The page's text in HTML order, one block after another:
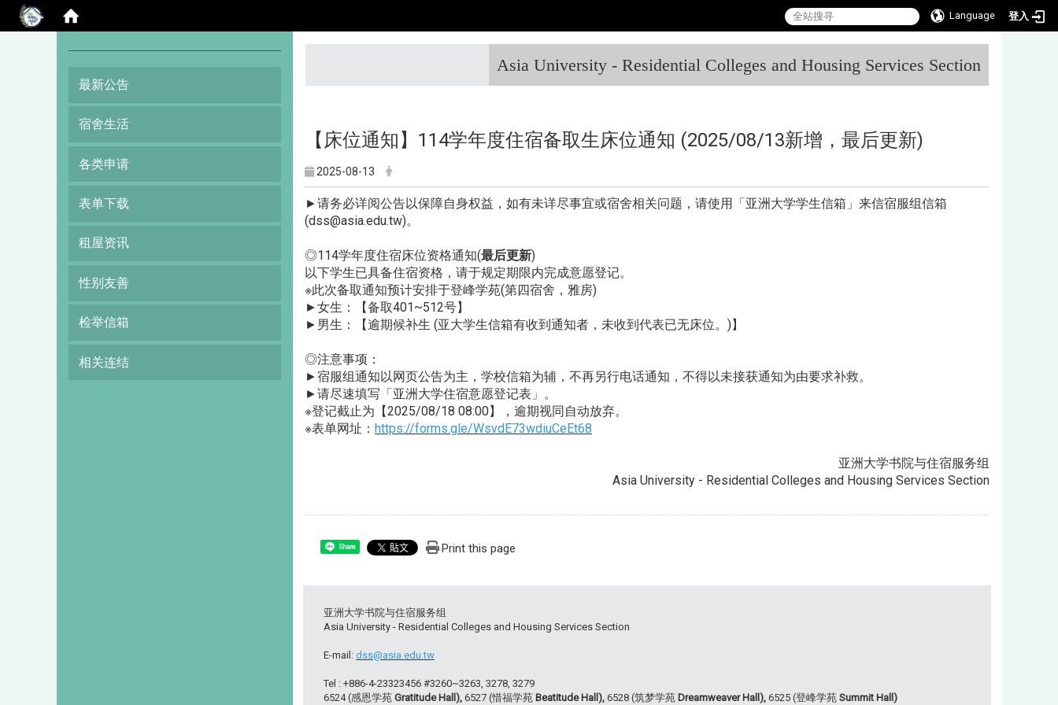
Language 登入
Asia University - Residential Colleges and Housing Services Section
最新公告
宿舍生活
各类申请
表单下载
租屋资讯
性别友善
检举信箱
相关连结
【床位通知】114学年度住宿备取生床位通知 (2025/08/13新增，最后更新)
2025-08-13
►请务必详阅公告以保障自身权益，如有未详尽事宜或宿舍相关问题，请使用「亚洲大学学生信箱」来信宿服组信箱
(dss@asia.edu.tw)。
◎114学年度住宿床位资格通知(最后更新)
以下学生已具备住宿资格，请于规定期限内完成意愿登记。
※此次备取通知预计安排于登峰学苑(第四宿舍，雅房)
►女生：【备取401~512号】
►男生：【逾期候补生 (亚大学生信箱有收到通知者，未收到代表已无床位。)】
◎注意事项：
►宿服组通知以网页公告为主，学校信箱为辅，不再另行电话通知，不得以未接获通知为由要求补救。
►请尽速填写「亚洲大学住宿意愿登记表」。
※登记截止为【2025/08/18 08:00】，逾期视同自动放弃。
※表单网址： https://forms.gle/WsvdE73wdiuCeEt68
亚洲大学书院与住宿服务组
Asia University - Residential Colleges and Housing Services Section
Share Print this page
亚洲大学书院与住宿服务组
Asia University - Residential Colleges and Housing Services Section
E-mail:dss@asia.edu.tw
Tel : +886-4-23323456 #3260~3263, 3278, 3279
6524 (感恩学苑Gratitude Hall),6527 (惜福学苑 Beatitude Hall),6528 (筑梦学苑 Dreamweaver Hall),6525 (登峰学苑Summit Hall)